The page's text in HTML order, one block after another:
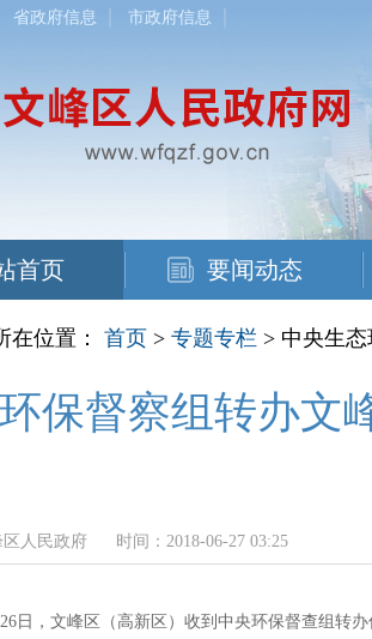
省政府信息 市政府信息
首页 要闻动态
在位置： 首页 > 专题专栏 > 中央生
保督察组转办文
人民政府 时间：2018-06-27 03:25
日，文峰区（高新区）收到中央环保督查组转